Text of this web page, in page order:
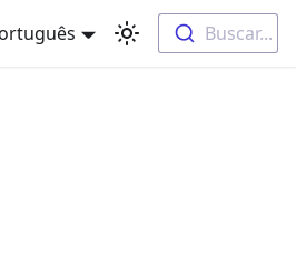
Buscar...